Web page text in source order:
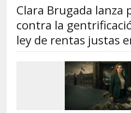
Clara Brugada lanza
contra la
ley de rentas justas